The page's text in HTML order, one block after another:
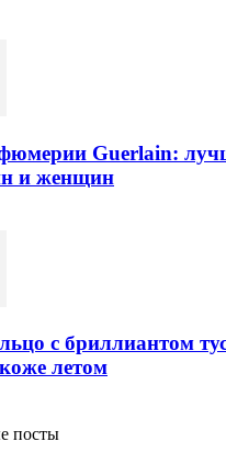
Guerlain:
и женщин
с бриллиантом
летом
посты